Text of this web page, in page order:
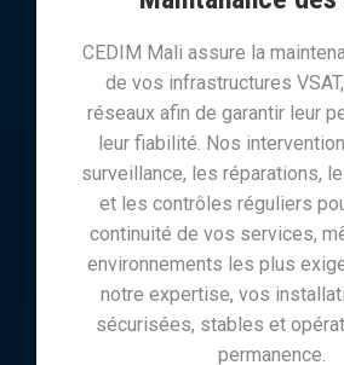
CEDIM Mali assure la
de vos infrastructures
réseaux afin de garantir leur
leur fiabilité. Nos
surveillance, les réparations,
et les contrôles réguliers
continuité de vos services,
environnements les plus
notre expertise, vos
sécurisées, stables et
permanence.